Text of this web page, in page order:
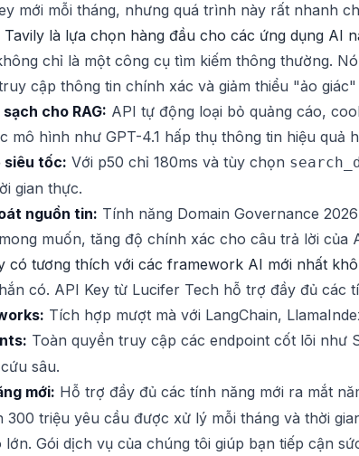
mới mỗi tháng, nhưng quá trình này rất nhanh
Tavily là lựa chọn hàng đầu cho các ứng dụng AI
chỉ là một công cụ tìm kiếm thông thường.
cập thông tin chính xác và giảm thiểu "ảo
cho RAG: API tự động loại bỏ quảng cáo,
mô hình như GPT-4.1 hấp thụ thông tin hiệu quả
siêu tốc: Với p50 chỉ 180ms và tùy chọn
gian thực.
nguồn tin: Tính năng Domain Governance
muốn, tăng độ chính xác cho câu trả lời của
có tương thích với các framework AI mới nhất
có. API Key từ Lucifer Tech hỗ trợ đầy đủ các
Tích hợp mượt mà với LangChain,
Toàn quyền truy cập các endpoint cốt lõi như
sâu.
mới: Hỗ trợ đầy đủ các tính năng mới ra mắt
300 triệu yêu cầu được xử lý mỗi tháng và thời
lớn. Gói dịch vụ của chúng tôi giúp bạn tiếp cận